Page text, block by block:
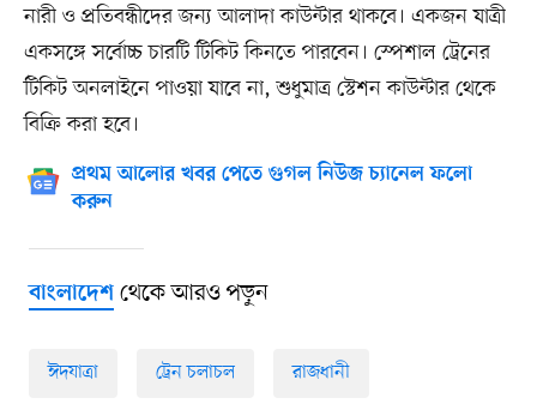
নারী ও প্রতিবন্ধীদের জন্য আলাদা কাউন্টার থাকবে। একজন যাত্রী
একসঙ্গে সর্বোচ্চ চারটি টিকিট কিনতে পারবেন। স্পেশাল ট্রেনের
টিকিট অনলাইনে পাওয়া যাবে না, শুধুমাত্র স্টেশন কাউন্টার থেকে
বিক্রি করা হবে।
প্রথম আলোর খবর পেতে গুগল নিউজ চ্যানেল ফলো
করুন
বাংলাদেশথেকে আরও পড়ুন
ঈদযাত্রা ট্রেন চলাচল রাজধানী